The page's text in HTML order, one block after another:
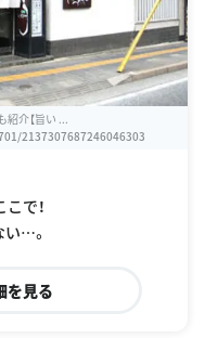
紹介【旨い ...
2137307687246046303
で！
…。
を見る